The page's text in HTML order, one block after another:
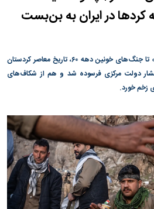
در ایران به بن‌بست
از شعار «خودمختاری برای کردستان» تا جنگ‌های خونین دهه ۶۰، تاریخ معاصر کردستان
دولت مرکزی فرسوده شد و هم از شکاف‌های
زخم خورد.